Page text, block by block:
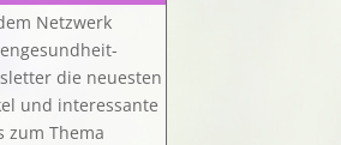
Netzwerk
die neuesten
und interessante
zum Thema